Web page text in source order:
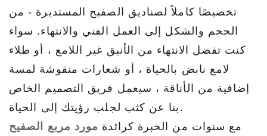
تخصيصًا كاملاً لصناديق الصفيح المستديرة - من
الحجم والشكل إلى العمل الفني والانتهاء. سواء
كنت تفضل الانتهاء من الأنيق غير اللامع ، أو طلاء
لامع نابض بالحياة ، أو شعارات منقوشة لمسة
إضافية من الأناقة ، سيعمل فريق التصميم الخاص
بنا عن كثب لجلب رؤيتك إلى الحياة.
مع سنوات من الخبرة كرائدة مورد مربع الصفيح